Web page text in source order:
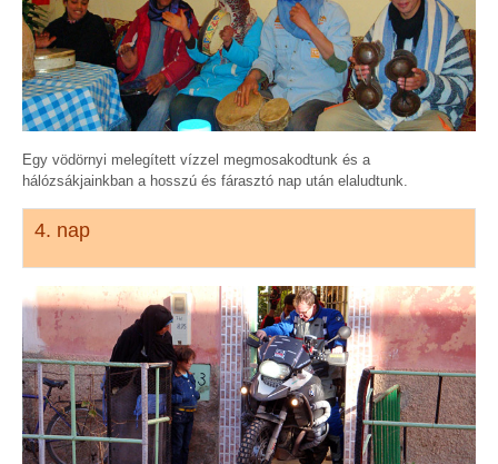
Egy vödörnyi melegített vízzel megmosakodtunk és a
hálózsákjainkban a hosszú és fárasztó nap után elaludtunk.
4. nap